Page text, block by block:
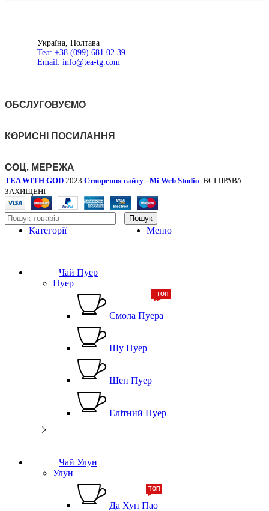
Україна, Полтава
Тел: +38 (099) 681 02 39
Email: info@tea-tg.com
ОБСЛУГОВУЄМО
КОРИСНІ ПОСИЛАННЯ
СОЦ. МЕРЕЖА
TEA WITH GOD 2023 Створення сайту - Mi Web Studio . ВСІ ПРАВА
ЗАХИЩЕНІ
Пошук
Меню
Категорії
Чай Пуер
Пуер
Смола Пуера
ТОП
Шу Пуер
Шен Пуер
Елітний Пуер
ТОП
Чай Улун
Улун
Да Хун Пао
ТОП